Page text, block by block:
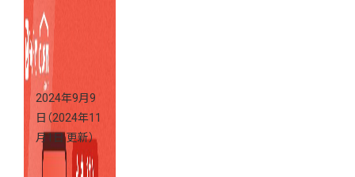
2024年9月9
日 （2024年11
月1日 更新）